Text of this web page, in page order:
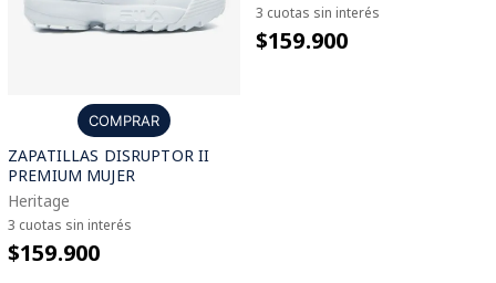
COMPRAR
ZAPATILLAS DISRUPTOR II
PREMIUM MUJER
Heritage
3 cuotas sin interés
$159.900
3 cuotas sin interés
$159.900